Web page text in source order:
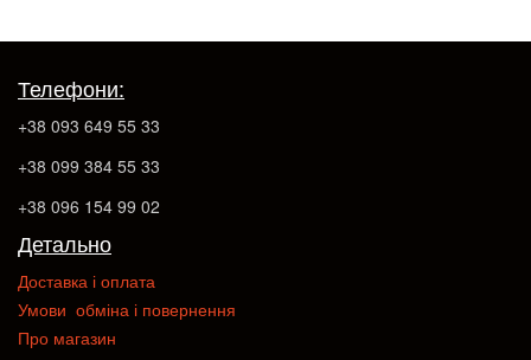
Телефони:
+38 093 649 55 33
+38 099 384 55 33
+38 096 154 99 02
Детально
Доставка і оплата
Умови обміна і повернення
Про магазин